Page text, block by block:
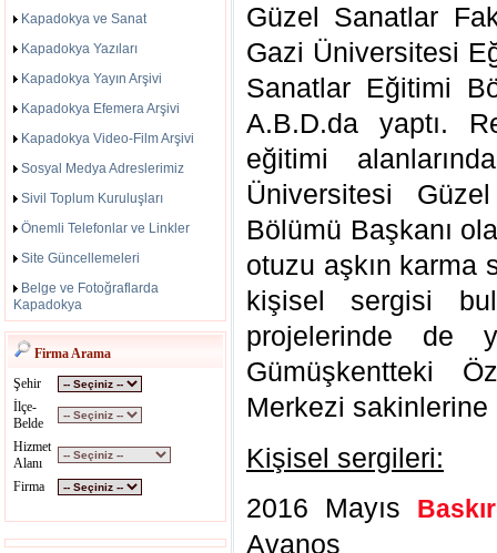
Kapadokya ve Sanat
Kapadokya Yazıları
Kapadokya Yayın Arşivi
Kapadokya Efemera Arşivi
Kapadokya Video-Film Arşivi
Sosyal Medya Adreslerimiz
Sivil Toplum Kuruluşları
Önemli Telefonlar ve Linkler
Site Güncellemeleri
Belge ve Fotoğraflarda
Kapadokya
Firma Arama
Şehir
İlçe-
Belde
Hizmet
Alanı
Firma
Güzel Sanatlar
Gazi Üniversitesi
Sanatlar Eğitimi
A.B.D.da yaptı.
eğitimi
Üniversitesi
Bölümü Başkanı
otuzu aşkın karma
kişisel sergisi
projelerinde de
Gümüşkentteki
Merkezi sakinlerine
Kişisel sergileri:
2016 Mayıs
Avanos